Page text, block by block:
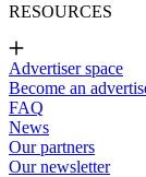
RESOURCES
Advertiser space
Become an
FAQ
News
Our partners
Our newsletter